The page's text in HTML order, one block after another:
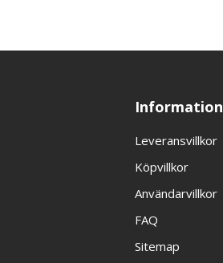
Information
Leveransvillkor
Köpvillkor
Användarvillkor
FAQ
Sitemap